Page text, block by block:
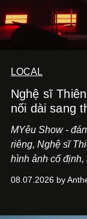
LOCAL
Nghệ sĩ
nối dài sang
MYêu Show -
riêng, Nghệ sĩ
hình ảnh cố
một bộ suit lụa -
08.07.2026 by